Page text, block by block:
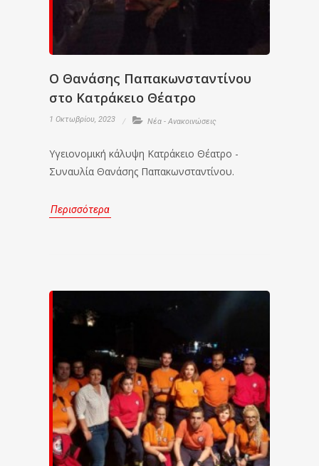
Ο Θανάσης Παπακωνσταντίνου
στο Κατράκειο Θέατρο
1 Οκτωβρίου, 2023 Νέα - Ανακοινώσεις
Υγειονομική κάλυψη Κατράκειο Θέατρο -
Συναυλία Θανάσης Παπακωνσταντίνου.
Περισσότερα